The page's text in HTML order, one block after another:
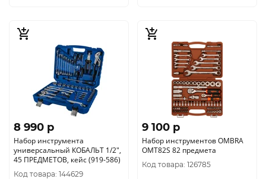
8 990 p
Набор инструмента
универсальный КОБАЛЬТ 1/2",
45 ПРЕДМЕТОВ, кейс (919-586)
Код товара: 144629
9 100 p
Набор инструментов OMBRA
OMT82S 82 предмета
Код товара: 126785